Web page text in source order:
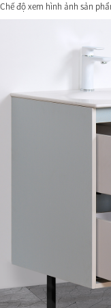
Chế độ xem hình ảnh sản